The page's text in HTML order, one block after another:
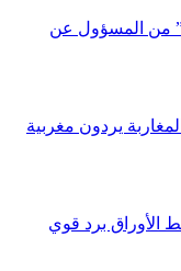
من المسؤول عن
يردون مغربية
الأوراق برد قوي